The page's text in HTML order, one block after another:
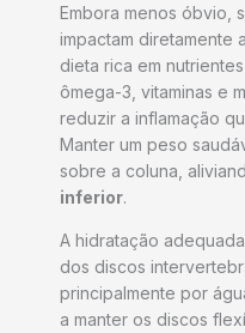
Embora menos óbvio,
impactam diretamente
dieta rica em
ômega-3, vitaminas e
reduzir a inflamação
Manter um peso
sobre a coluna,
inferior.
A hidratação
dos discos
principalmente por
a manter os discos